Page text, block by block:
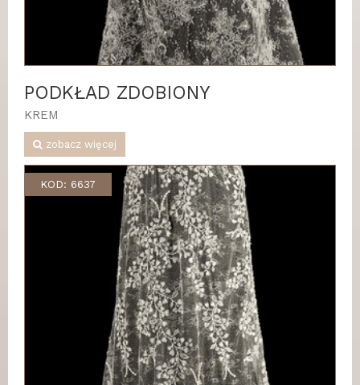
PODKŁAD ZDOBIONY
KREM
zobacz więcej
KOD: 6637